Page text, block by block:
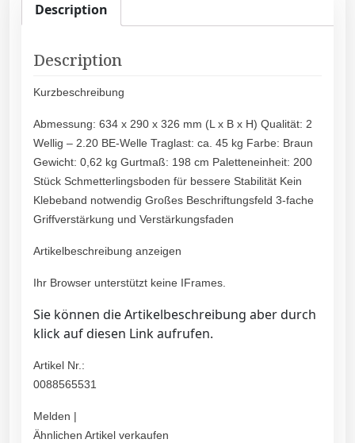
Description
Description
Kurzbeschreibung
Abmessung: 634 x 290 x 326 mm (L x B x H) Qualität: 2
Wellig – 2.20 BE-Welle Traglast: ca. 45 kg Farbe: Braun
Gewicht: 0,62 kg Gurtmaß: 198 cm Paletteneinheit: 200
Stück Schmetterlingsboden für bessere Stabilität Kein
Klebeband notwendig Großes Beschriftungsfeld 3-fache
Griffverstärkung und Verstärkungsfaden
Artikelbeschreibung anzeigen
Ihr Browser unterstützt keine IFrames.
Sie können die Artikelbeschreibung aber durch
klick auf diesen Link aufrufen.
Artikel Nr.:
0088565531
Melden |
Ähnlichen Artikel verkaufen